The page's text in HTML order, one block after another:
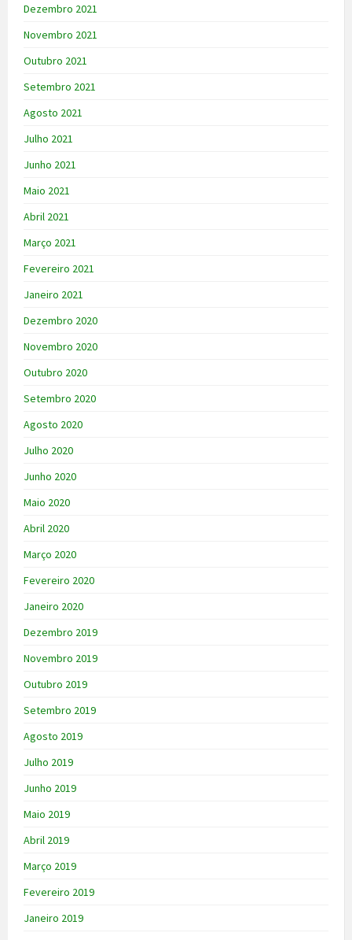
Dezembro 2021
Novembro 2021
Outubro 2021
Setembro 2021
Agosto 2021
Julho 2021
Junho 2021
Maio 2021
Abril 2021
Março 2021
Fevereiro 2021
Janeiro 2021
Dezembro 2020
Novembro 2020
Outubro 2020
Setembro 2020
Agosto 2020
Julho 2020
Junho 2020
Maio 2020
Abril 2020
Março 2020
Fevereiro 2020
Janeiro 2020
Dezembro 2019
Novembro 2019
Outubro 2019
Setembro 2019
Agosto 2019
Julho 2019
Junho 2019
Maio 2019
Abril 2019
Março 2019
Fevereiro 2019
Janeiro 2019